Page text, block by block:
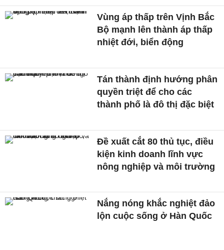
Vùng áp thấp trên Vịnh Bắc
Bộ mạnh lên thành áp thấp
nhiệt đới, biển động
Tán thành định hướng phân
quyền triệt để cho các
thành phố là đô thị đặc biệt
Đề xuất cắt 80 thủ tục, điều
kiện kinh doanh lĩnh vực
nông nghiệp và môi trường
Nắng nóng khắc nghiệt đảo
lộn cuộc sống ở Hàn Quốc